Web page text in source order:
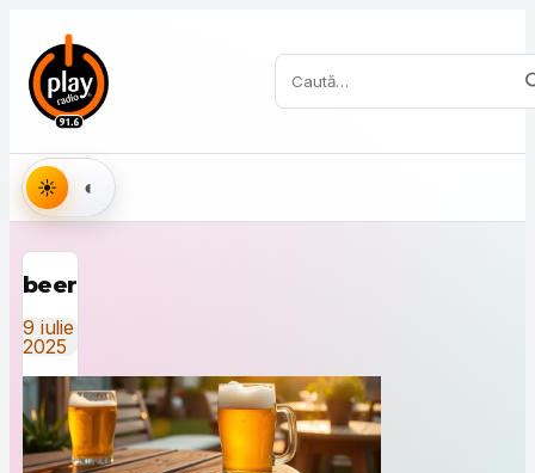
Caută:
Aspect
beer
9 iulie
2025